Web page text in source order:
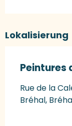
Lokalisierung
Peintures
Rue de la
Bréhal,